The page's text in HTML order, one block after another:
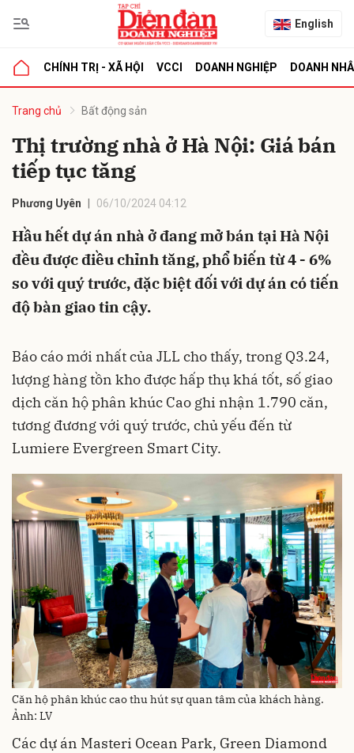
English
CHÍNH TRỊ - XÃ HỘI VCCI DOANH NGHIỆP DOANH
Trang chủ Bất động sản
Thị trường nhà ở Hà Nội: Giá bán
tiếp tục tăng
Phương Uyên 06/10/2024 04:12
Hầu hết dự án nhà ở đang mở bán tại Hà Nội
đều được điều chỉnh tăng, phổ biến từ 4 - 6%
so với quý trước, đặc biệt đối với dự án có tiến
độ bàn giao tin cậy.
Báo cáo mới nhất của JLL cho thấy, trong Q3.24,
lượng hàng tồn kho được hấp thụ khá tốt, số giao
dịch căn hộ phân khúc Cao ghi nhận 1.790 căn,
tương đương với quý trước, chủ yếu đến từ
Lumiere Evergreen Smart City.
Căn hộ phân khúc cao thu hút sự quan tâm của khách hàng.
Ảnh: LV
Các dự án Masteri Ocean Park, Green Diamond
luận
Hủy